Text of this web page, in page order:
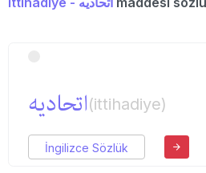
اتحادیه(ittihadiye)
İngilizce Sözlük